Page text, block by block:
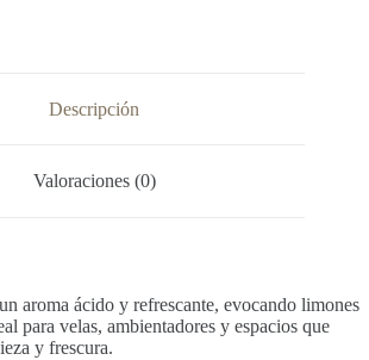
Descripción
Valoraciones (0)
aroma ácido y refrescante, evocando limones
para velas, ambientadores y espacios que
y frescura.